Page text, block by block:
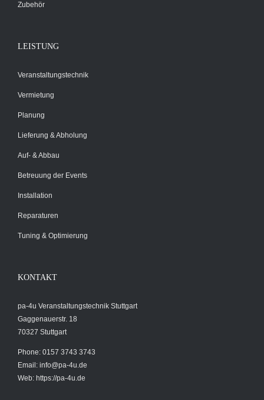
Zubehör
LEISTUNG
Veranstaltungstechnik
Vermietung
Planung
Lieferung & Abholung
Auf- & Abbau
Betreuung der Events
Installation
Reparaturen
Tuning & Optimierung
KONTAKT
pa-4u Veranstaltungstechnik Stuttgart
Gaggenauerstr. 18
70327 Stuttgart
Phone: 0157 3743 3743
Email: info@pa-4u.de
Web: https://pa-4u.de